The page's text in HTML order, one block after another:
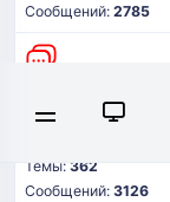
Сообщений: 2785
маг кп от
Темы: 362
Сообщений: 3126